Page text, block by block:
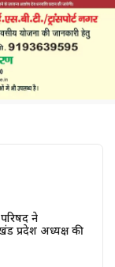
ने
प्रदेश अध्यक्ष की